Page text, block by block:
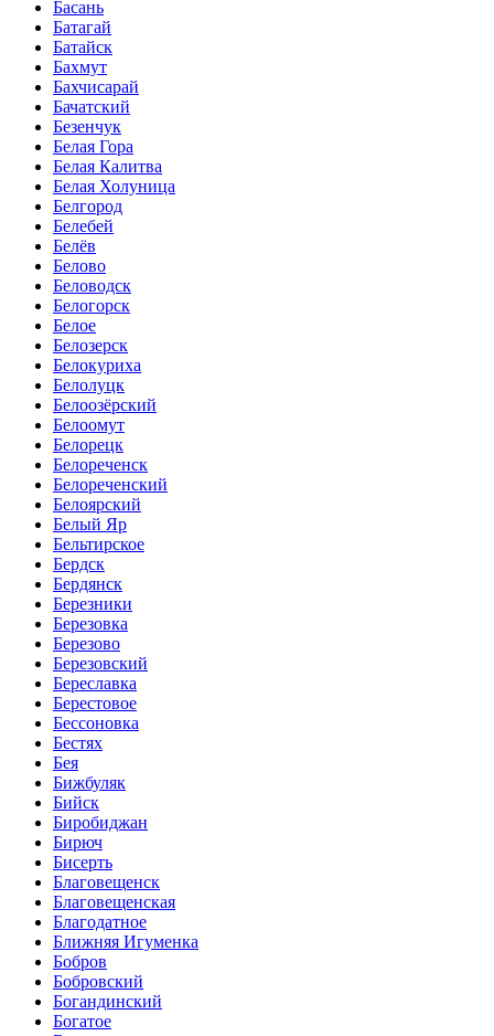
Басань
Батагай
Батайск
Бахмут
Бахчисарай
Бачатский
Безенчук
Белая Гора
Белая Калитва
Белая Холуница
Белгород
Белебей
Белёв
Белово
Беловодск
Белогорск
Белое
Белозерск
Белокуриха
Белолуцк
Белоозёрский
Белоомут
Белорецк
Белореченск
Белореченский
Белоярский
Белый Яр
Бельтирское
Бердск
Бердянск
Березники
Березовка
Березово
Березовский
Береславка
Берестовое
Бессоновка
Бестях
Бея
Бижбуляк
Бийск
Биробиджан
Бирюч
Бисерть
Благовещенск
Благовещенская
Благодатное
Ближняя Игуменка
Бобров
Бобровский
Богандинский
Богатое